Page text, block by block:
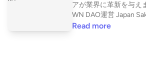
アが業界に革新を与えます！！
WN DAO運営 Japan
学校教員が世界で活躍
Read more